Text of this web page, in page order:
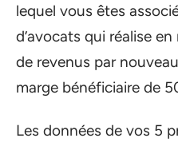
lequel vous êtes
d’avocats qui réalise
de revenus par
marge bénéficiaire de
Les données de vos 5